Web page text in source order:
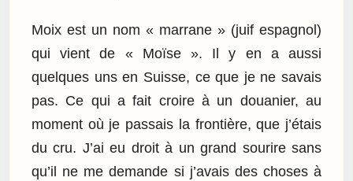
Moix est un nom « marrane » (juif espagnol)
qui vient de « Moïse ». Il y en a aussi
quelques uns en Suisse, ce que je ne savais
pas. Ce qui a fait croire à un douanier, au
moment où je passais la frontière, que j’étais
du cru. J’ai eu droit à un grand sourire sans
qu’il ne me demande si j’avais des choses à